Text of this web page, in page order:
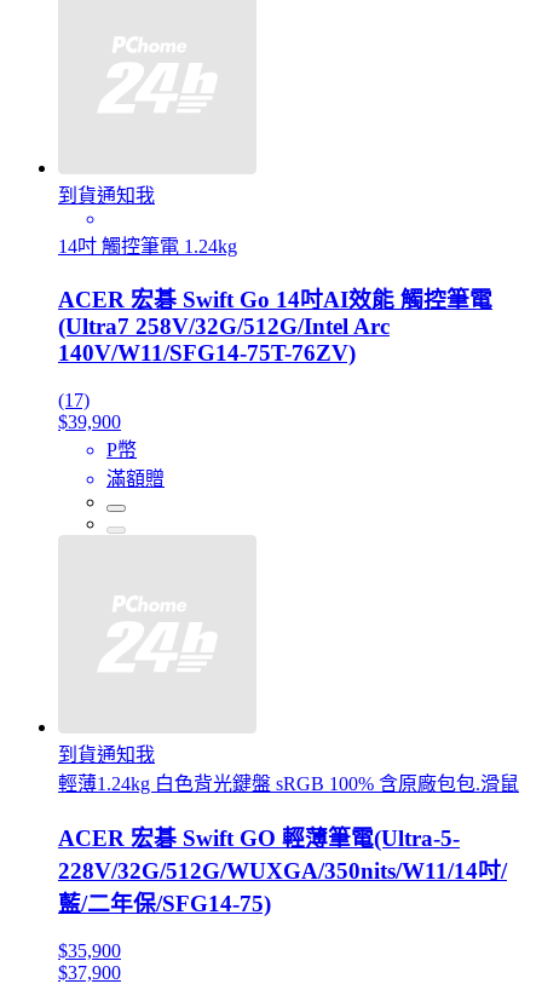
到貨通知我
14吋 觸控筆電 1.24kg
ACER 宏碁 Swift Go 14吋AI效能 觸控筆電
(Ultra7 258V/32G/512G/Intel Arc
140V/W11/SFG14-75T-76ZV)
(17)
$39,900
P幣
滿額贈
到貨通知我
輕薄1.24kg 白色背光鍵盤 sRGB 100% 含原廠包包.滑鼠
ACER 宏碁 Swift GO 輕薄筆電(Ultra-5-
228V/32G/512G/WUXGA/350nits/W11/14吋/
藍/二年保/SFG14-75)
$35,900
$37,900